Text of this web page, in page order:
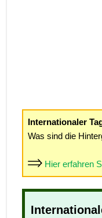
Internationaler
Was sind die
Hier erfahren